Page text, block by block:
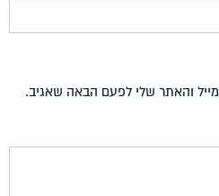
והאתר שלי לפעם הבאה שאגיב.